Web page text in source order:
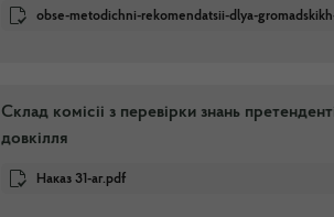
obse-metodichni-rekomendatsii-dlya-
Склад кoмicii з перевiрки знань
довкiлля
Наказ 31-аг.pdf